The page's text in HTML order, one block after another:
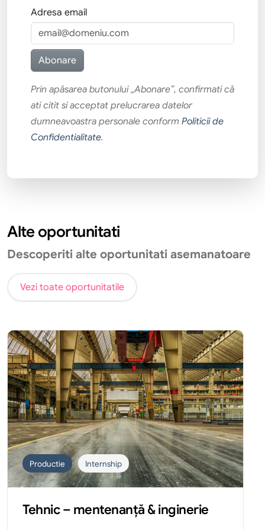
Adresa email
Prin apăsarea butonului „Abonare”, confirmati că
ati citit si acceptat prelucrarea datelor
dumneavoastra personale conform Politicii de
Confidentialitate.
Alte oportunitati
Descoperiti alte oportunitati asemanatoare
Vezi toate oportunitatile
Productie Internship
Tehnic – mentenanță & inginerie